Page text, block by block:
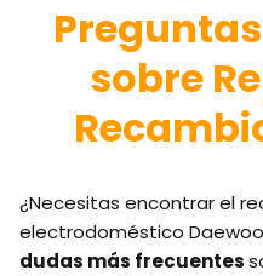
sobre
¿Necesitas encontrar el
electrodoméstico
dudas más frecuentes